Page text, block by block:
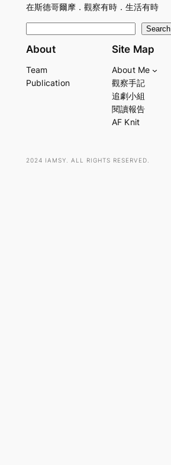
在斯德哥爾摩．觀察有時．生活有時
e
r
Search
About
Team
Publication
Site Map
About Me
觀察手記
追劇小組
閱讀報告
AF Knit
2024 IAMSY. ALL RIGHTS RESERVED.